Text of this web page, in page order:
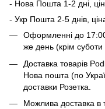
- Нова Пошта 1-2 дні,
- Укр Пошта 2-5 днів,
Оформленні до
же день (крім суботи
Доставка товарів
Нова пошта (по
доставки Розетка.
Можлива доставка в